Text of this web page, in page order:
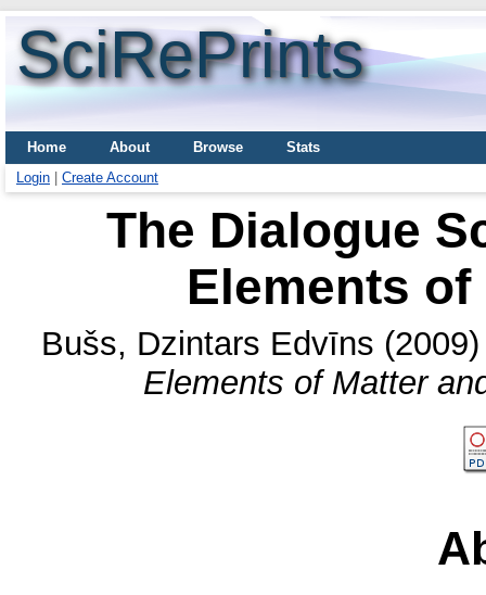
SciRePrints
Home About Browse
Stats
Login
Create Account
The Dialogue
Elements
Bušs, Dzintars Edvīns
Elements of Matter